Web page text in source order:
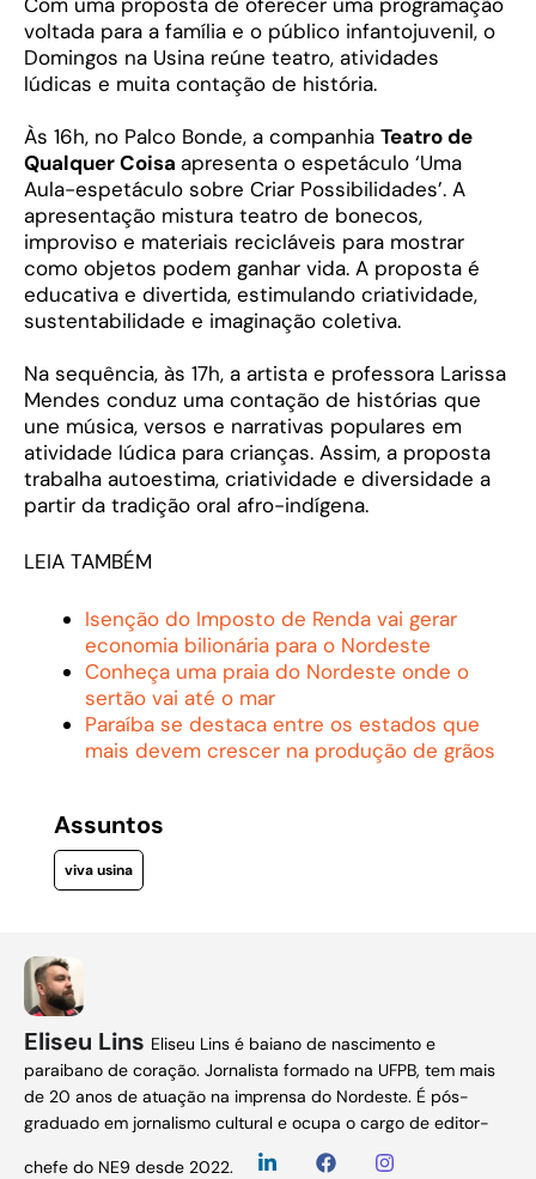
voltada para a família e o público infantojuvenil, o
Domingos na Usina reúne teatro, atividades
lúdicas e muita contação de história.
Às 16h, no Palco Bonde, a companhia Teatro de
Qualquer Coisa apresenta o espetáculo ‘Uma
Aula-espetáculo sobre Criar Possibilidades’. A
apresentação mistura teatro de bonecos,
improviso e materiais recicláveis para mostrar
como objetos podem ganhar vida. A proposta é
educativa e divertida, estimulando criatividade,
sustentabilidade e imaginação coletiva.
Na sequência, às 17h, a artista e professora Larissa
Mendes conduz uma contação de histórias que
une música, versos e narrativas populares em
atividade lúdica para crianças. Assim, a proposta
trabalha autoestima, criatividade e diversidade a
partir da tradição oral afro-indígena.
LEIA TAMBÉM
Isenção do Imposto de Renda vai gerar
economia bilionária para o Nordeste
Conheça uma praia do Nordeste onde o
sertão vai até o mar
Paraíba se destaca entre os estados que
mais devem crescer na produção de grãos
Assuntos
viva usina
Eliseu Lins Eliseu Lins é baiano de nascimento e
paraibano de coração. Jornalista formado na UFPB, tem mais
de 20 anos de atuação na imprensa do Nordeste. É pós-
graduado em jornalismo cultural e ocupa o cargo de editor-
chefe do NE9 desde 2022.